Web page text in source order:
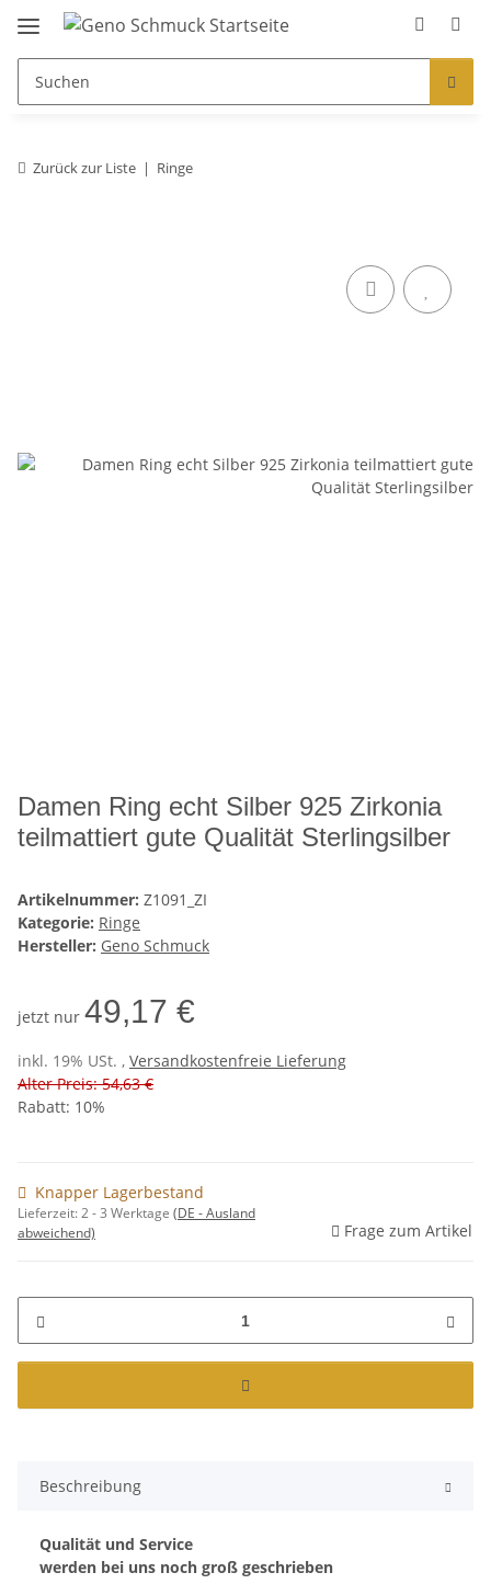
Zurück zur Liste Ringe
Damen Ring echt Silber 925 Zirkonia
teilmattiert gute Qualität Sterlingsilber
Artikelnummer: Z1091_ZI
Kategorie: Ringe
Hersteller: Geno Schmuck
jetzt nur 49,17 €
inkl. 19% USt. , Versandkostenfreie Lieferung
Alter Preis: 54,63 €
Rabatt: 10%
Knapper Lagerbestand
Lieferzeit:2 - 3 Werktage (DE - Ausland
abweichend)
Frage zum Artikel
Beschreibung
Qualität und Service
werden bei uns noch groß geschrieben